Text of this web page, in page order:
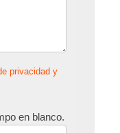
privacidad y
en blanco.